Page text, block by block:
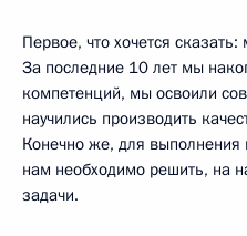
Первое, что хочется
За последние 10 лет мы
компетенций, мы освоили
научились производить
Конечно же, для выполнения
нам необходимо решить, на
задачи.